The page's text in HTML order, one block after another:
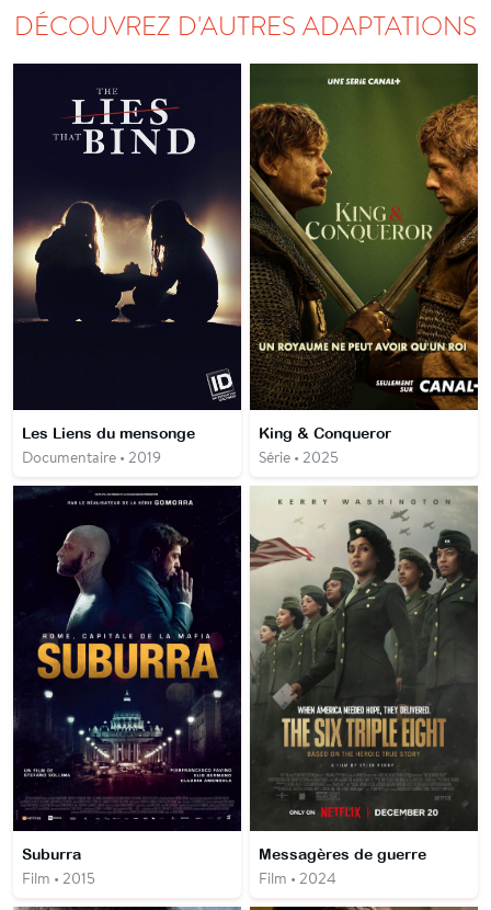
DÉCOUVREZ D'AUTRES ADAPTATIONS
Les Liens du mensonge
Documentaire • 2019
King & Conqueror
Série • 2025
Suburra
Film • 2015
Messagères de guerre
Film • 2024